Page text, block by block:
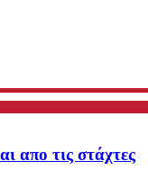
απο τις στάχτες